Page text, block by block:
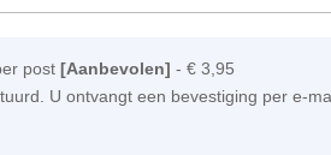
post[Aanbevolen]-€ 3,95
U ontvangt een bevestiging per e-